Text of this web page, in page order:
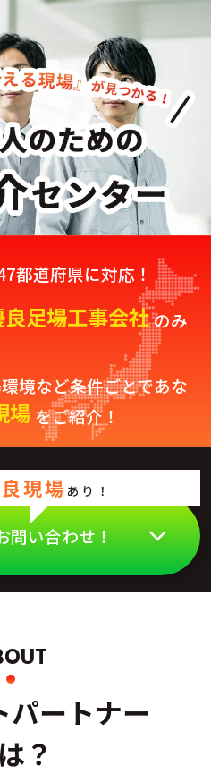
都道府県に対応！
足場工事会社のみ
境など条件ごとであな
場 をご紹介！
現場 あり！
問い合わせ！
パートナー
？